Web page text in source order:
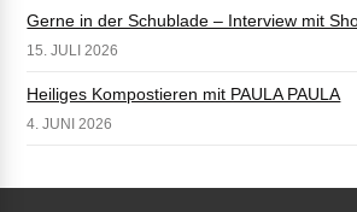
Gerne in der Schublade – Interview mit
15. JULI 2026
Heiliges Kompostieren mit PAULA PAULA
4. JUNI 2026